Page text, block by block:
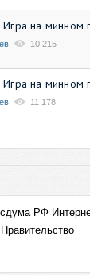
Игра на минном
10 215
Игра на минном
11 178
РФ
Правительство